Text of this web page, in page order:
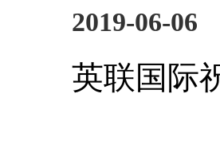
2019-06-06
英联国际